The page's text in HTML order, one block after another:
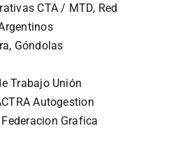
CTA / MTD, Red
Góndolas
Trabajo Unión
Autogestion
Federacion Grafica